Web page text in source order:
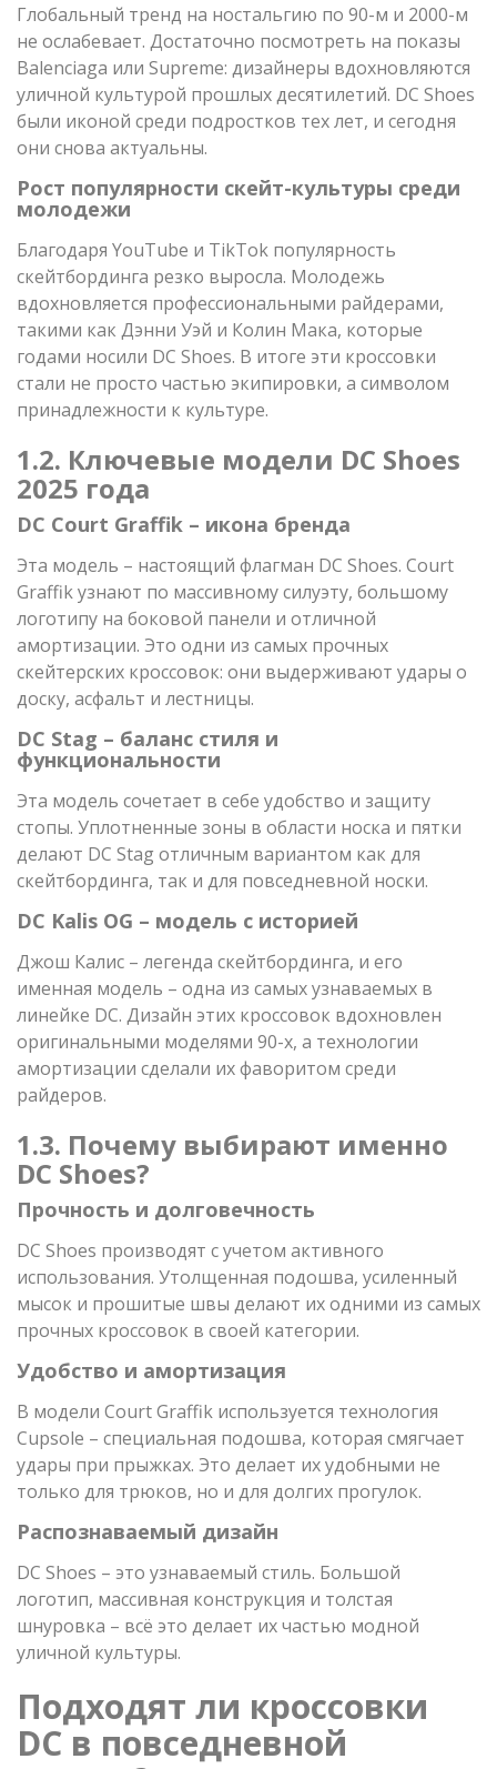
Глобальный тренд на ностальгию по 90-м и 2000-м
не ослабевает. Достаточно посмотреть на показы
Balenciaga или Supreme: дизайнеры вдохновляются
уличной культурой прошлых десятилетий. DC Shoes
были иконой среди подростков тех лет, и сегодня
они снова актуальны.
Рост популярности скейт-культуры среди
молодежи
Благодаря YouTube и TikTok популярность
скейтбординга резко выросла. Молодежь
вдохновляется профессиональными райдерами,
такими как Дэнни Уэй и Колин Мака, которые
годами носили DC Shoes. В итоге эти кроссовки
стали не просто частью экипировки, а символом
принадлежности к культуре.
1.2. Ключевые модели DC Shoes
2025 года
DC Court Graffik – икона бренда
Эта модель – настоящий флагман DC Shoes. Court
Graffik узнают по массивному силуэту, большому
логотипу на боковой панели и отличной
амортизации. Это одни из самых прочных
скейтерских кроссовок: они выдерживают удары о
доску, асфальт и лестницы.
DC Stag – баланс стиля и
функциональности
Эта модель сочетает в себе удобство и защиту
стопы. Уплотненные зоны в области носка и пятки
делают DC Stag отличным вариантом как для
скейтбординга, так и для повседневной носки.
DC Kalis OG – модель с историей
Джош Калис – легенда скейтбординга, и его
именная модель – одна из самых узнаваемых в
линейке DC. Дизайн этих кроссовок вдохновлен
оригинальными моделями 90-х, а технологии
амортизации сделали их фаворитом среди
райдеров.
1.3. Почему выбирают именно
DC Shoes?
Прочность и долговечность
DC Shoes производят с учетом активного
использования. Утолщенная подошва, усиленный
мысок и прошитые швы делают их одними из самых
прочных кроссовок в своей категории.
Удобство и амортизация
В модели Court Graffik используется технология
Cupsole – специальная подошва, которая смягчает
удары при прыжках. Это делает их удобными не
только для трюков, но и для долгих прогулок.
Распознаваемый дизайн
DC Shoes – это узнаваемый стиль. Большой
логотип, массивная конструкция и толстая
шнуровка – всё это делает их частью модной
уличной культуры.
Подходят ли кроссовки
DC в повседневной